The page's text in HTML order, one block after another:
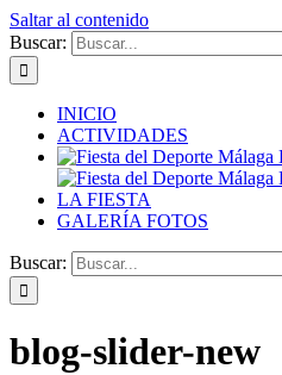
Saltar al contenido
Buscar:
INICIO
ACTIVIDADES
LA FIESTA
GALERÍA FOTOS
Buscar:
blog-slider-new